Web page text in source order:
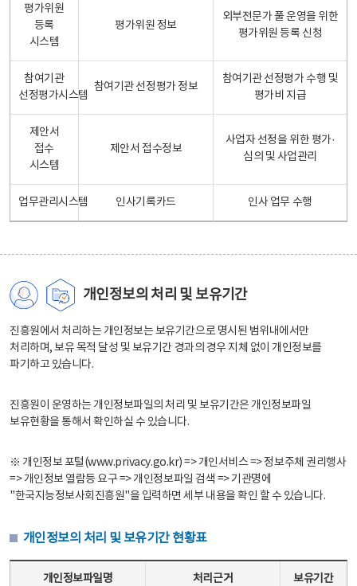
평가위원
등록
시스템
평가위원 정보
외부전문가 풀 운영을 위한
평가위원 등록 신청
참여기관
선정평가시스템
참여기관 선정평가 정보
참여기관 선정평가 수행 및
평가비 지급
제안서
접수
시스템
제안서 접수정보
사업자 선정을 위한 평가·
심의 및 사업관리
업무관리시스템 인사기록카드 인사 업무 수행
개인정보의 처리 및 보유기간
진흥원에서 처리하는 개인정보는 보유기간으로 명시된 범위내에서만
처리하며, 보유 목적 달성 및 보유기간 경과의 경우 지체 없이 개인정보를
파기하고 있습니다.
진흥원이 운영하는 개인정보파일의 처리 및 보유기간은 개인정보파일
보유현황을 통해서 확인하실 수 있습니다.
※ 개인정보 포털(www.privacy.go.kr) => 개인서비스 => 정보주체 권리행사
=> 개인정보 열람등 요구 => 개인정보파일 검색 => 기관명에
"한국지능정보사회진흥원"을 입력하면 세부 내용을 확인 할 수 있습니다.
개인정보의 처리 및 보유기간 현황표
개인정보파일명 처리근거 보유기간